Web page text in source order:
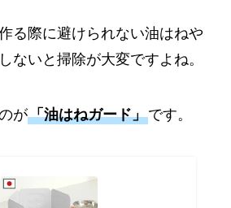
る際に避けられない油はねや
ないと掃除が大変ですよね。
が「油はねガード」です。